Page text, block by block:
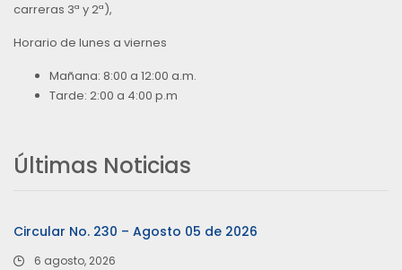
carreras 3ª y 2ª),
Horario de lunes a viernes
Mañana: 8:00 a 12:00 a.m.
Tarde: 2:00 a 4:00 p.m
Últimas Noticias
Circular No. 230 – Agosto 05 de 2026
6 agosto, 2026